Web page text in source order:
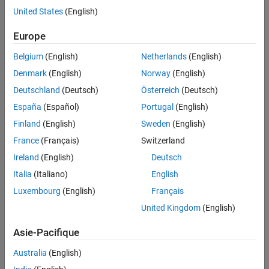
ON THIS PAGE
See Also Characterize ICs and measure behavior of the circuit and IC
Configure the sampling rate of theAnalog Discovery
Trigger the start of your data acquisition.
Find and display Digilent Analog Discoverydevice settings.
See Also
Topics
United States (English)
Europe
Belgium (English)
Denmark (English)
Deutschland (Deutsch)
España (Español)
Finland (English)
France (Français)
Ireland (English)
Italia (Italiano)
Luxembourg (English)
Netherlands(English)
Norway(English)
Österreich (Deutsch)
Portugal (English)
Sweden (English)
Switzerland
Deutsch
English
Français
United Kingdom(English)
Asie-Pacifique
Australia (English)